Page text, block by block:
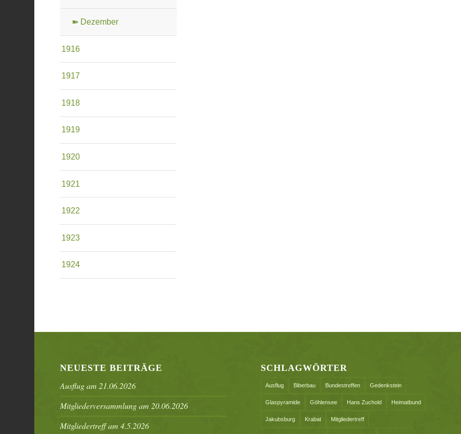
➽ Dezember
1916
1917
1918
1919
1920
1921
1922
1923
1924
NEUESTE BEITRÄGE
Ausflug am 21.06.2026
Mitgliederversammlung am 20.06.2026
Mitgliedertreff am 4.5.2026
SCHLAGWÖRTER
Ausflug Biberbau Bundestreffen Gedenkstein
Glaspyramide Göhlensee Hans Zuchold Heimatbund
Jakubsburg Krabat Mitgliedertreff